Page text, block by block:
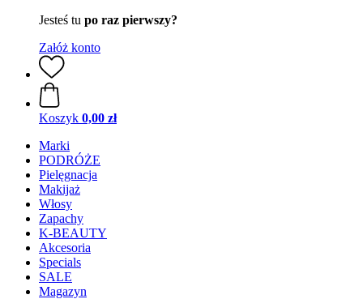
Jesteś tu po raz pierwszy?
Załóż konto
Koszyk 0,00 zł
Marki
PODRÓŻE
Pielęgnacja
Makijaż
Włosy
Zapachy
K-BEAUTY
Akcesoria
Specials
SALE
Magazyn